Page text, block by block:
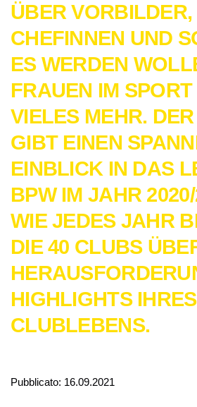
ÜBER
CHEFINNEN UND
ES WERDEN
FRAUEN IM
VIELES MEHR.
GIBT EINEN
EINBLICK IN DAS
BPW IM JAHR
WIE JEDES JAHR
DIE 40 CLUBS
HIGHLIGHTS IHRES
CLUBLEBENS.
Pubblicato: 16.09.2021